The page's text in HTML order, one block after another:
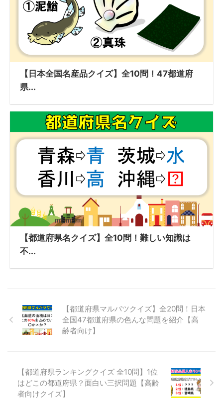
【日本全国名産品クイズ】全10問！47都道府
県...
【都道府県名クイズ】全10問！難しい知識は
不...
【都道府県マルバツクイズ】全20問！日本
全国47都道府県の色んな問題を紹介【高
齢者向け】
【都道府県ランキングクイズ 全10問】1位
はどこの都道府県？面白い三択問題【高齢
者向けクイズ】